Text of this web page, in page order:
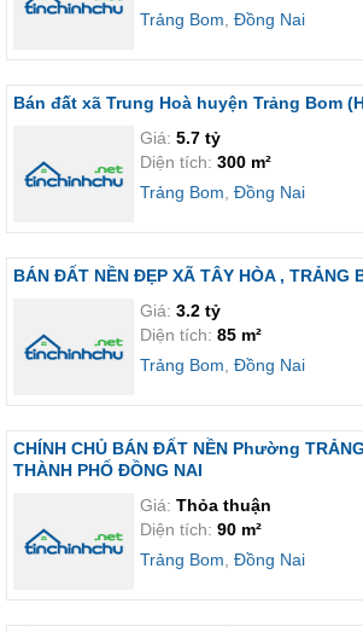
Trảng Bom Đồng Nai
Bán đất xã Trung Hoà huyện Trảng Bom
Giá: 5.7 tỷ
Diện tích: 300 m²
Trảng Bom Đồng Nai
BÁN ĐẤT NỀN ĐẸP XÃ TÂY HÒA , TRẢNG
Giá: 3.2 tỷ
Diện tích: 85 m²
Trảng Bom Đồng Nai
CHÍNH CHỦ BÁN ĐẤT NỀN Phường
THÀNH PHỐ ĐỒNG NAI
Giá: Thỏa thuận
Diện tích: 90 m²
Trảng Bom Đồng Nai